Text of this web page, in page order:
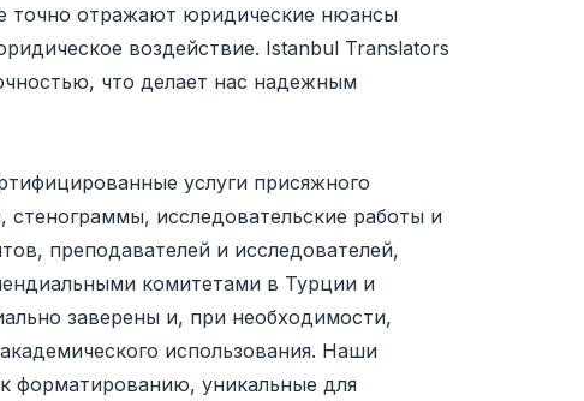
точно отражают юридические нюансы
воздействие. Istanbul Translators
что делает нас надежным
услуги присяжного
стенограммы, исследовательские работы и
преподавателей и исследователей,
комитетами в Турции и
заверены и, при необходимости,
использования. Наши
форматированию, уникальные для